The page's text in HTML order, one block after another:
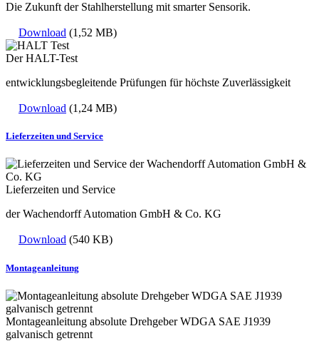
Die Zukunft der Stahlherstellung mit smarter Sensorik.
Download (1,52 MB)
Der HALT-Test
entwicklungsbegleitende Prüfungen für höchste Zuverlässigkeit
Download (1,24 MB)
Lieferzeiten und Service
Lieferzeiten und Service
der Wachendorff Automation GmbH & Co. KG
Download (540 KB)
Montageanleitung
Montageanleitung absolute Drehgeber WDGA SAE J1939
galvanisch getrennt